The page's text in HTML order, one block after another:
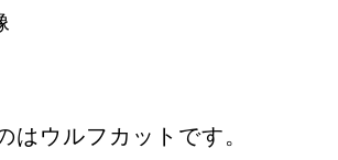
はウルフカットです。